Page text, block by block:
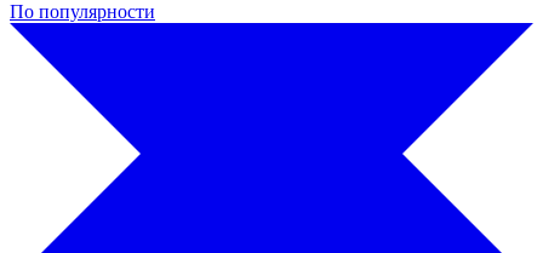
По популярности